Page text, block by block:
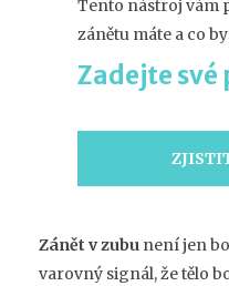
Zadejte své
Tento nástroj vám
zánětu máte a co
Zánět v zubu není jen
varovný signál, že tělo